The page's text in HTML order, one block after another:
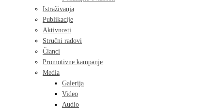
Istraživanja
Publikacije
Aktivnosti
Stručni radovi
Članci
Promotivne kampanje
Media
Galerija
Video
Audio